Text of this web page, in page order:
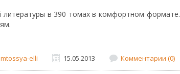
литературы в 390 томах в комфортном формате.
elli 15.05.2013 Комментарии (0)